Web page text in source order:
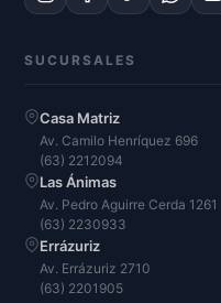
SUCURSALES
Casa Matriz
Av. Camilo Henríquez 696
(63) 2212094
Las Ánimas
Av. Pedro Aguirre Cerda 1261
(63) 2230933
Errázuriz
Av. Errázuriz 2710
(63) 2201905